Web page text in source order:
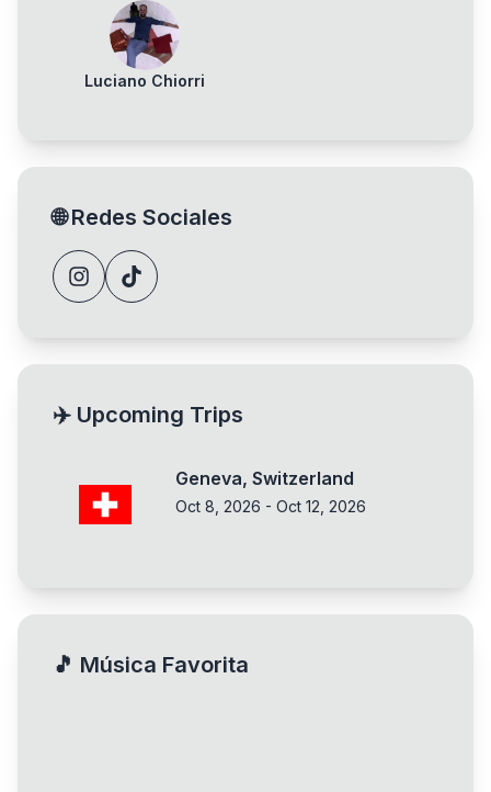
Luciano Chiorri
🌐Redes Sociales
✈️ Upcoming Trips
Geneva, Switzerland
Oct 8, 2026 - Oct 12, 2026
🎵 Música Favorita